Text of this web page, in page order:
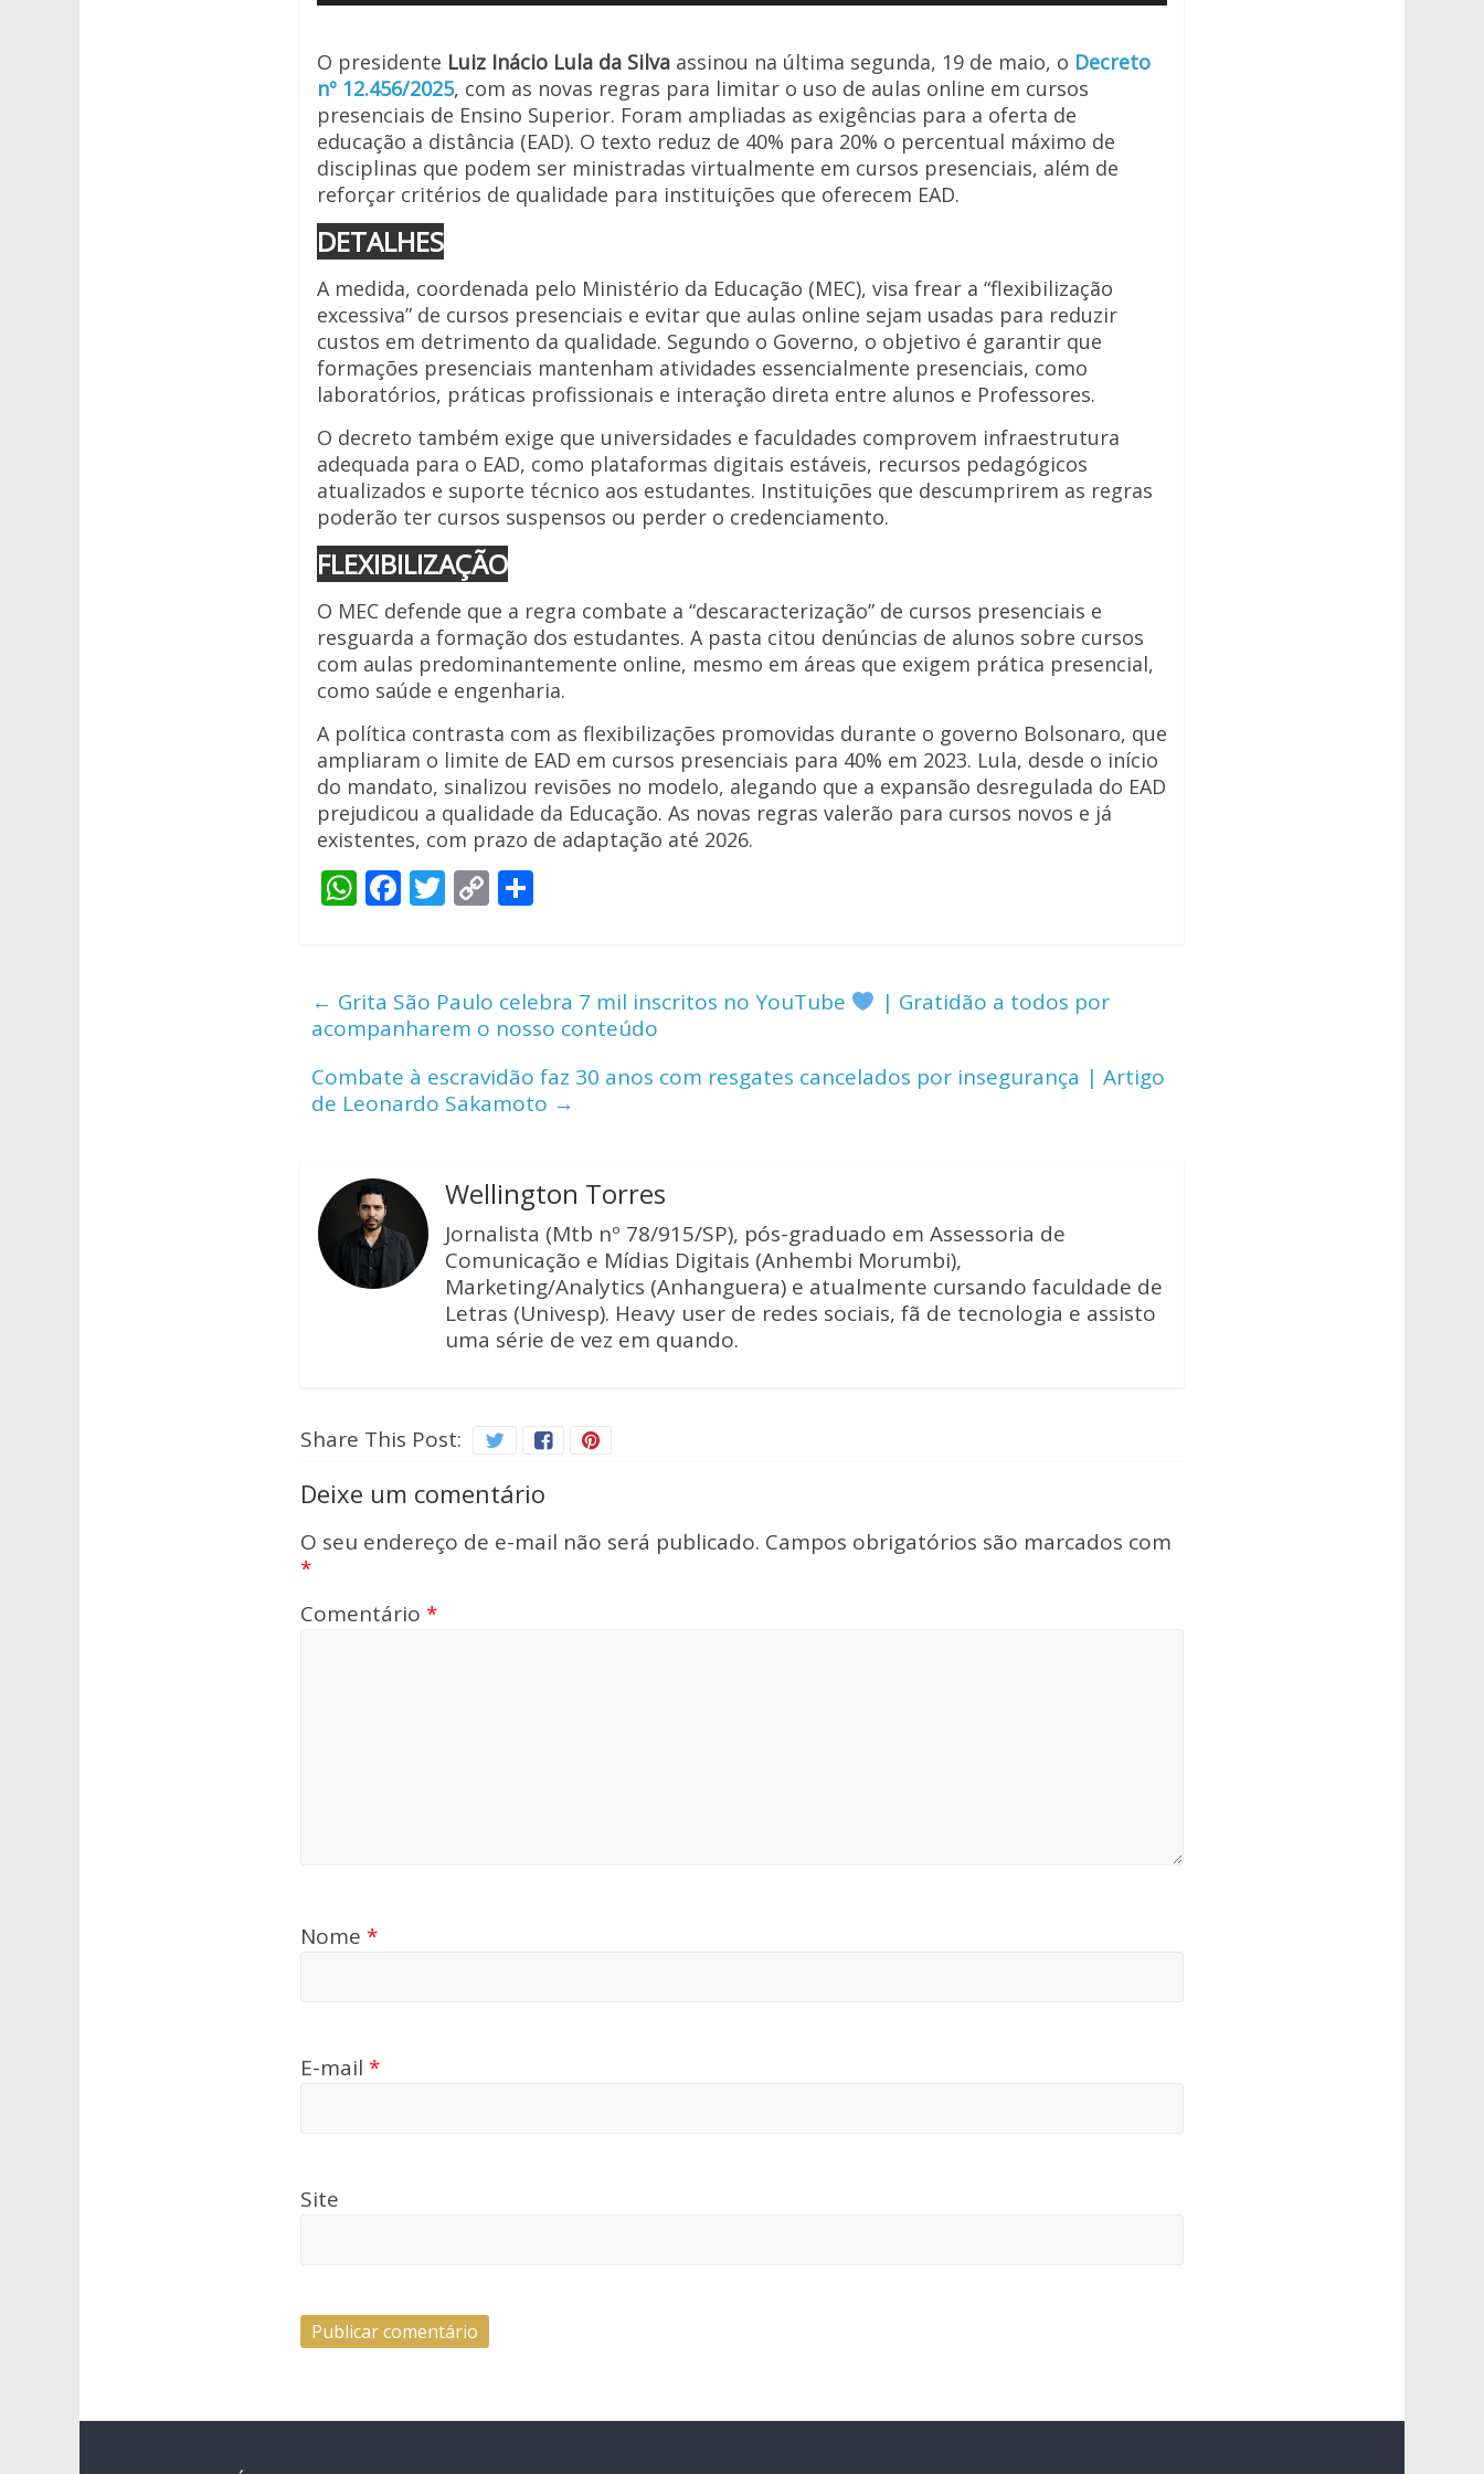
A
p
p
o
o
k
Li
n
k
para
para
baixo
o
volume.
O presidente Luiz Inácio Lula da Silva assinou na última segunda, 19 de maio, o Decreto
nº 12.456/2025, com as novas regras para limitar o uso de aulas online em cursos
presenciais de Ensino Superior. Foram ampliadas as exigências para a oferta de
educação a distância (EAD). O texto reduz de 40% para 20% o percentual máximo de
disciplinas que podem ser ministradas virtualmente em cursos presenciais, além de
reforçar critérios de qualidade para instituições que oferecem EAD.
DETALHES
A medida, coordenada pelo Ministério da Educação (MEC), visa frear a “flexibilização
excessiva” de cursos presenciais e evitar que aulas online sejam usadas para reduzir
custos em detrimento da qualidade. Segundo o Governo, o objetivo é garantir que
formações presenciais mantenham atividades essencialmente presenciais, como
laboratórios, práticas profissionais e interação direta entre alunos e Professores.
O decreto também exige que universidades e faculdades comprovem infraestrutura
adequada para o EAD, como plataformas digitais estáveis, recursos pedagógicos
atualizados e suporte técnico aos estudantes. Instituições que descumprirem as regras
poderão ter cursos suspensos ou perder o credenciamento.
FLEXIBILIZAÇÃO
O MEC defende que a regra combate a “descaracterização” de cursos presenciais e
resguarda a formação dos estudantes. A pasta citou denúncias de alunos sobre cursos
com aulas predominantemente online, mesmo em áreas que exigem prática presencial,
como saúde e engenharia.
A política contrasta com as flexibilizações promovidas durante o governo Bolsonaro, que
ampliaram o limite de EAD em cursos presenciais para 40% em 2023. Lula, desde o início
do mandato, sinalizou revisões no modelo, alegando que a expansão desregulada do EAD
prejudicou a qualidade da Educação. As novas regras valerão para cursos novos e já
existentes, com prazo de adaptação até 2026.
W
s
A
p
p
F
b
o
o
k
T
er
C
y
Li
n
k
e
← Grita São Paulo celebra 7 mil inscritos no YouTube
| Gratidão a todos por
acompanharem o nosso conteúdo
Combate à escravidão faz 30 anos com resgates cancelados por insegurança | Artigo
de Leonardo Sakamoto →
Wellington Torres
Jornalista (Mtb nº 78/915/SP), pós-graduado em Assessoria de
Comunicação e Mídias Digitais (Anhembi Morumbi),
Marketing/Analytics (Anhanguera) e atualmente cursando faculdade de
Letras (Univesp). Heavy user de redes sociais, fã de tecnologia e assisto
uma série de vez em quando.
Share This Post:
Deixe um comentário
O seu endereço de e-mail não será publicado. Campos obrigatórios são marcados com
*
Comentário *
Nome *
E-mail *
Site